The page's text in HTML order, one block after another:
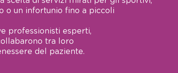
o un infortunio fino a piccoli
professionisti esperti,
tra loro
del paziente.